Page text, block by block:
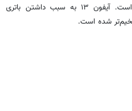
آیفون ۱۲ تغییر داشته و روشن‌تر شده است. آیفون ۱۳ به سبب داشتن باتری
شده است.